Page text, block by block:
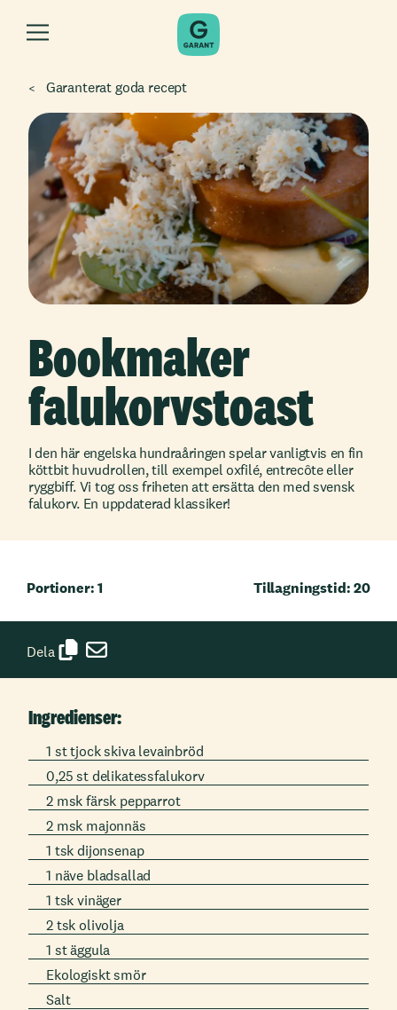
Garanterat goda recept
Bookmaker
falukorvstoast
I den här engelska hundraåringen spelar vanligtvis en fin
köttbit huvudrollen, till exempel oxfilé, entrecôte eller
ryggbiff. Vi tog oss friheten att ersätta den med svensk
falukorv. En uppdaterad klassiker!
Portioner: 1 Tillagningstid: 20
Dela
Ingredienser:
1 st tjock skiva levainbröd
0,25 st delikatessfalukorv
2 msk färsk pepparrot
2 msk majonnäs
1 tsk dijonsenap
1 näve bladsallad
1 tsk vinäger
2 tsk olivolja
1 st äggula
Ekologiskt smör
Salt